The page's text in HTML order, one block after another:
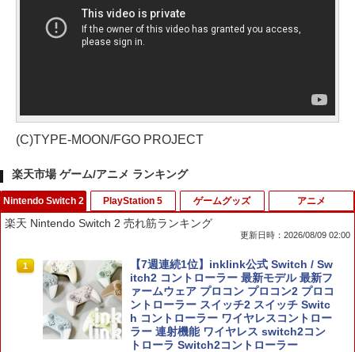
(C)TYPE-MOON/FGO PROJECT
楽天市場 ゲーム/アニメ ランキング
Nintendo Switch 2
楽天 Nintendo Switch 2 売れ筋ランキング
更新日時：2026/08/09 02:00
1
【7週連続1位】inklink公式 Switch / Sw
itch2 コントローラー 最新モデル 最新フ
ァームウェア プロコン プロコン2 プロコ
ントローラー スイッチ2 スイッチ Switc
h コントローラー ワイヤレスコントロー
ラー 連射機能 ワイヤレス switch2コン
トローラ Switch2コントローラー
PlayStation 5 ゲームグッズ アニメ